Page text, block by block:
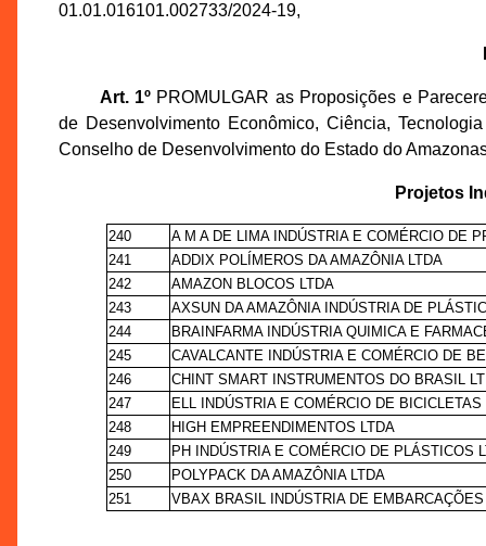
01.01.016101.002733/2024-19,
Art. 1º PROMULGAR as Proposições e
de Desenvolvimento Econômico, Ciência,
Conselho de Desenvolvimento do Estado do
Projetos
240
A M A DE LIMA INDÚSTRIA E COMÉRCIO DE
241
ADDIX POLÍMEROS DA AMAZÔNIA LTDA
242
AMAZON BLOCOS LTDA
243
AXSUN DA AMAZÔNIA INDÚSTRIA DE
244
BRAINFARMA INDÚSTRIA QUIMICA E
245
CAVALCANTE INDÚSTRIA E COMÉRCIO DE
246
CHINT SMART INSTRUMENTOS DO BRASIL
247
ELL INDÚSTRIA E COMÉRCIO DE
248
HIGH EMPREENDIMENTOS LTDA
249
PH INDÚSTRIA E COMÉRCIO DE PLÁSTICOS
250
POLYPACK DA AMAZÔNIA LTDA
251
VBAX BRASIL INDÚSTRIA DE EMBARCAÇÕES